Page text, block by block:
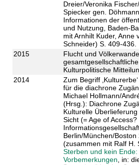
Dreier/Veronika
Spiecker gen.
Informationen der
und Nutzung, Baden-
mit Arnhilt Kuder, Anne
Schneider) S. 409-436.
2015
Flucht und
Kulturpolitische
2014
Zum Begriff
für die diachrone
Michael Hollmann/
(Hrsg.): Diachrone
Kulturelle
Sicht (= Age of
Berlin/München/
(zusammen mit Ralf H.
Sterben und kein Ende:
Vorbemerkungen , in: